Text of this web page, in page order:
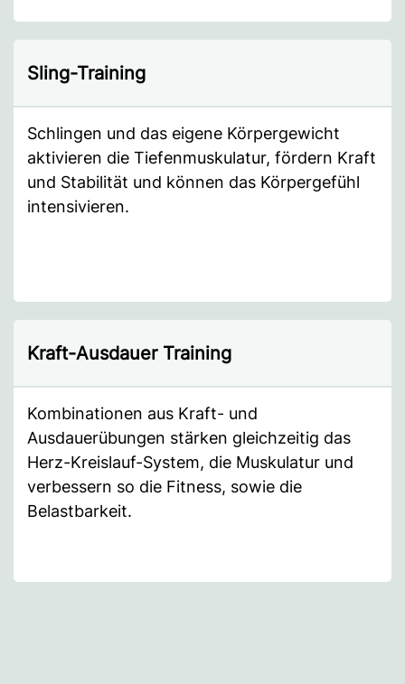
Sling-Training
Schlingen und das eigene Körpergewicht
aktivieren die Tiefenmuskulatur, fördern Kraft
und Stabilität und können das Körpergefühl
intensivieren.
Kraft-Ausdauer Training
Kombinationen aus Kraft- und
Ausdauerübungen stärken gleichzeitig das
Herz-Kreislauf-System, die Muskulatur und
verbessern so die Fitness, sowie die
Belastbarkeit.